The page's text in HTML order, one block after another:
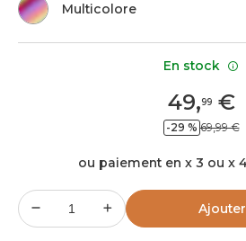
Multicolore
49,99€
-29 % 69,99 €
ou paiement en x 3 ou x